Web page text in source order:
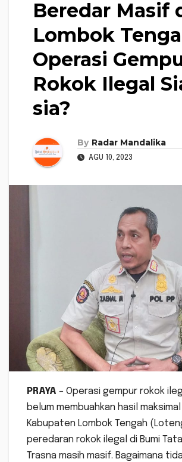
Beredar Masif
Lombok
Operasi
Rokok Ilegal
sia?
By Radar Mandalika
AGU 10, 2023
PRAYA – Operasi gempur rokok
belum membuahkan hasil maksimal
Kabupaten Lombok Tengah
peredaran rokok ilegal di Bumi
Trasna masih masif. Bagaimana